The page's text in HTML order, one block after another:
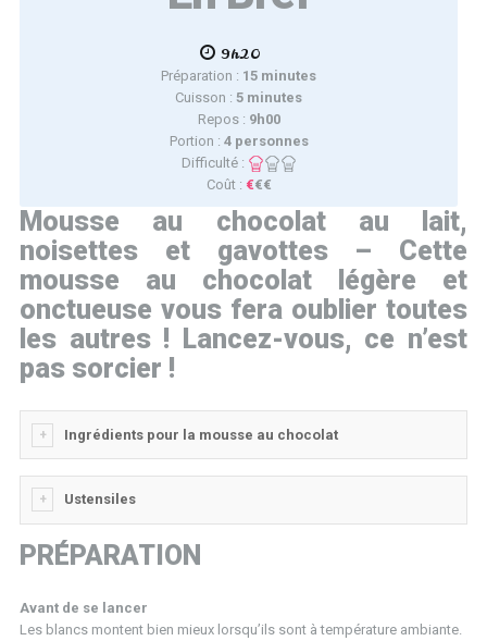
9h20
Préparation : 15 minutes
Cuisson : 5 minutes
Repos : 9h00
Portion : 4 personnes
Difficulté :
Coût : €€€
Mousse au chocolat au lait,
noisettes et gavottes – Cette
mousse au chocolat légère et
onctueuse vous fera oublier toutes
les autres ! Lancez-vous, ce n’est
pas sorcier !
Ingrédients pour la mousse au chocolat
Ustensiles
PRÉPARATION
Avant de se lancer
Les blancs montent bien mieux lorsqu’ils sont à température ambiante.